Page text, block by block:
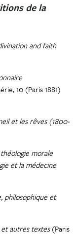
de la
and faith
10 (Paris 1881)
et les rêves (1800-
morale
et la médecine
philosophique et
autres textes(Paris